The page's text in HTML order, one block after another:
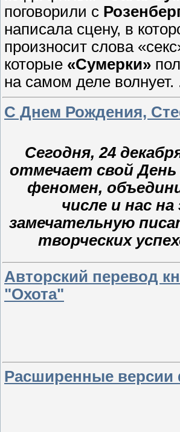
поговорили с
написала сцену, в
произносит слова
которые «Сумерки»
на самом деле волнует.
C Днем Рождения,
Сегодня, 24
отмечает свой День
феномен,
числе и нас
замечательную
творческих
Авторский перевод
"Охота"
Расширенные